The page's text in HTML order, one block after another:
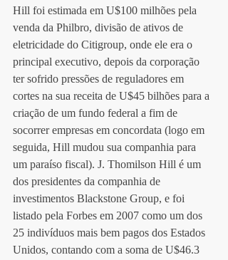
Hill foi estimada em U$100 milhões pela
venda da Philbro, divisão de ativos de
eletricidade do Citigroup, onde ele era o
principal executivo, depois da corporação
ter sofrido pressões de reguladores em
cortes na sua receita de U$45 bilhões para a
criação de um fundo federal a fim de
socorrer empresas em concordata (logo em
seguida, Hill mudou sua companhia para
um paraíso fiscal). J. Thomilson Hill é um
dos presidentes da companhia de
investimentos Blackstone Group, e foi
listado pela Forbes em 2007 como um dos
25 indivíduos mais bem pagos dos Estados
Unidos, contando com a soma de U$46.3